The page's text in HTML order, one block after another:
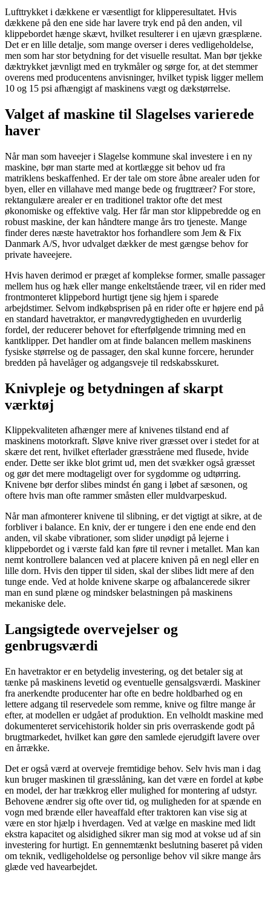
Lufttrykket i dækkene er væsentligt for klipperesultatet. Hvis
dækkene på den ene side har lavere tryk end på den anden, vil
klippebordet hænge skævt, hvilket resulterer i en ujævn græsplæne.
Det er en lille detalje, som mange overser i deres vedligeholdelse,
men som har stor betydning for det visuelle resultat. Man bør tjekke
dæktrykket jævnligt med en trykmåler og sørge for, at det stemmer
overens med producentens anvisninger, hvilket typisk ligger mellem
10 og 15 psi afhængigt af maskinens vægt og dækstørrelse.
Valget af maskine til Slagelses varierede
haver
Når man som haveejer i Slagelse kommune skal investere i en ny
maskine, bør man starte med at kortlægge sit behov ud fra
matriklens beskaffenhed. Er der tale om store åbne arealer uden for
byen, eller en villahave med mange bede og frugttræer? For store,
rektangulære arealer er en traditionel traktor ofte det mest
økonomiske og effektive valg. Her får man stor klippebredde og en
robust maskine, der kan håndtere mange års tro tjeneste. Mange
finder deres næste havetraktor hos forhandlere som Jem & Fix
Danmark A/S, hvor udvalget dækker de mest gængse behov for
private haveejere.
Hvis haven derimod er præget af komplekse former, smalle passager
mellem hus og hæk eller mange enkeltstående træer, vil en rider med
frontmonteret klippebord hurtigt tjene sig hjem i sparede
arbejdstimer. Selvom indkøbsprisen på en rider ofte er højere end på
en standard havetraktor, er manøvredygtigheden en uvurderlig
fordel, der reducerer behovet for efterfølgende trimning med en
kantklipper. Det handler om at finde balancen mellem maskinens
fysiske størrelse og de passager, den skal kunne forcere, herunder
bredden på havelåger og adgangsveje til redskabsskuret.
Knivpleje og betydningen af skarpt
værktøj
Klippekvaliteten afhænger mere af knivenes tilstand end af
maskinens motorkraft. Sløve knive river græsset over i stedet for at
skære det rent, hvilket efterlader græsstråene med flusede, hvide
ender. Dette ser ikke blot grimt ud, men det svækker også græsset
og gør det mere modtageligt over for sygdomme og udtørring.
Knivene bør derfor slibes mindst én gang i løbet af sæsonen, og
oftere hvis man ofte rammer småsten eller muldvarpeskud.
Når man afmonterer knivene til slibning, er det vigtigt at sikre, at de
forbliver i balance. En kniv, der er tungere i den ene ende end den
anden, vil skabe vibrationer, som slider unødigt på lejerne i
klippebordet og i værste fald kan føre til revner i metallet. Man kan
nemt kontrollere balancen ved at placere kniven på en negl eller en
lille dorn. Hvis den tipper til siden, skal der slibes lidt mere af den
tunge ende. Ved at holde knivene skarpe og afbalancerede sikrer
man en sund plæne og mindsker belastningen på maskinens
mekaniske dele.
Langsigtede overvejelser og
genbrugsværdi
En havetraktor er en betydelig investering, og det betaler sig at
tænke på maskinens levetid og eventuelle gensalgsværdi. Maskiner
fra anerkendte producenter har ofte en bedre holdbarhed og en
lettere adgang til reservedele som remme, knive og filtre mange år
efter, at modellen er udgået af produktion. En velholdt maskine med
dokumenteret servicehistorik holder sin pris overraskende godt på
brugtmarkedet, hvilket kan gøre den samlede ejerudgift lavere over
en årrække.
Det er også værd at overveje fremtidige behov. Selv hvis man i dag
kun bruger maskinen til græsslåning, kan det være en fordel at købe
en model, der har trækkrog eller mulighed for montering af udstyr.
Behovene ændrer sig ofte over tid, og muligheden for at spænde en
vogn med brænde eller haveaffald efter traktoren kan vise sig at
være en stor hjælp i hverdagen. Ved at vælge en maskine med lidt
ekstra kapacitet og alsidighed sikrer man sig mod at vokse ud af sin
investering for hurtigt. En gennemtænkt beslutning baseret på viden
om teknik, vedligeholdelse og personlige behov vil sikre mange års
glæde ved havearbejdet.